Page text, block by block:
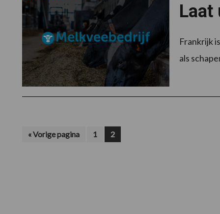
Laat
Frankrijk
als
«Ga
Vorige pagina Pagina
1 Pagina
2